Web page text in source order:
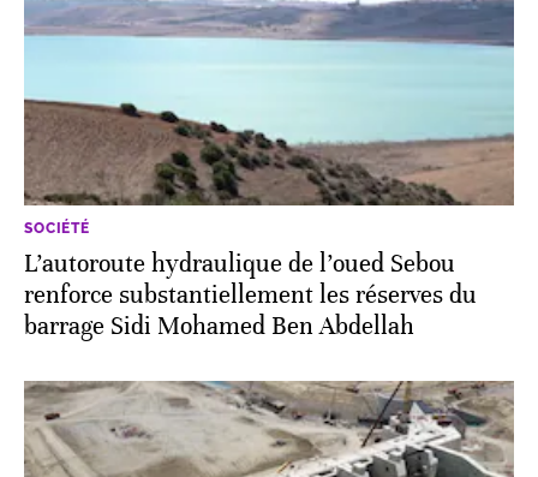
SOCIÉTÉ
L’autoroute hydraulique de l’oued Sebou
renforce substantiellement les réserves du
barrage Sidi Mohamed Ben Abdellah